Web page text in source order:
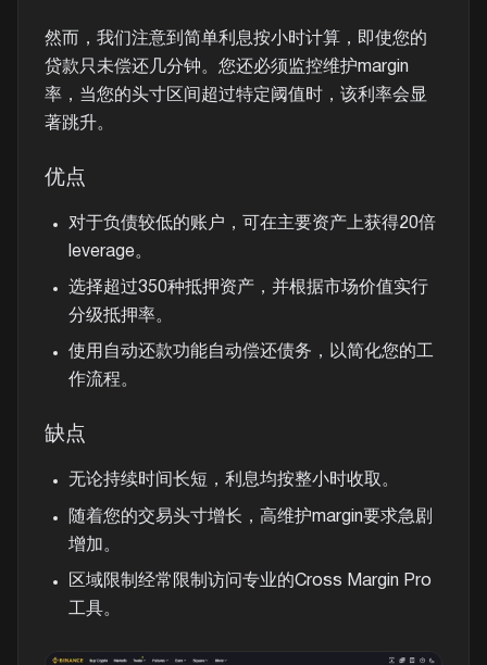
然而，我们注意到简单利息按小时计算，即使您的
贷款只未偿还几分钟。您还必须监控维护margin
率，当您的头寸区间超过特定阈值时，该利率会显
著跳升。
优点
对于负债较低的账户，可在主要资产上获得20倍
leverage。
选择超过350种抵押资产，并根据市场价值实行
分级抵押率。
使用自动还款功能自动偿还债务，以简化您的工
作流程。
缺点
无论持续时间长短，利息均按整小时收取。
随着您的交易头寸增长，高维护margin要求急剧
增加。
区域限制经常限制访问专业的Cross Margin Pro
工具。